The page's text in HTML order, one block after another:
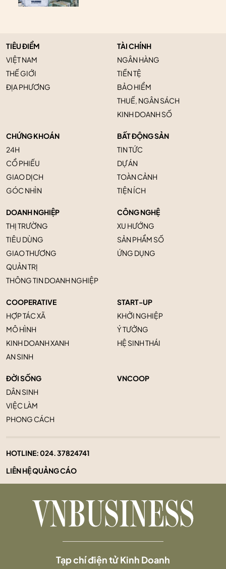
TIÊU ĐIỂM
VIỆT NAM
THẾ GIỚI
ĐỊA PHƯƠNG
TÀI CHÍNH
NGÂN HÀNG
TIỀN TỆ
BẢO HIỂM
THUẾ, NGÂN SÁCH
KINH DOANH SỐ
CHỨNG KHOÁN
24H
CỔ PHIẾU
GIAO DỊCH
GÓC NHÌN
BẤT ĐỘNG SẢN
TIN TỨC
DỰ ÁN
TOÀN CẢNH
TIỆN ÍCH
DOANH NGHIỆP
THỊ TRƯỜNG
TIÊU DÙNG
GIAO THƯƠNG
QUẢN TRỊ
THÔNG TIN DOANH NGHIỆP
CÔNG NGHỆ
XU HƯỚNG
SẢN PHẨM SỐ
ỨNG DỤNG
COOPERATIVE
HỢP TÁC XÃ
MÔ HÌNH
KINH DOANH XANH
AN SINH
START-UP
KHỞI NGHIỆP
Ý TƯỞNG
HỆ SINH THÁI
ĐỜI SỐNG
DÂN SINH
VIỆC LÀM
PHONG CÁCH
VNCOOP
HOTLINE:024. 37824741
LIÊN HỆ QUẢNG CÁO
Tạp chí điện tử Kinh Doanh